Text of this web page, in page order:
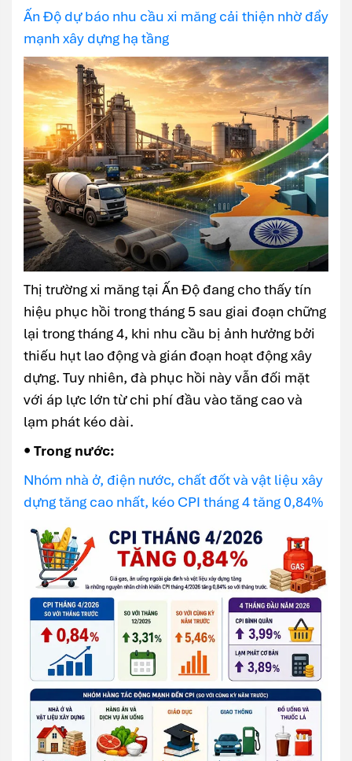
Ấn Độ dự báo nhu cầu xi măng cải thiện nhờ đẩy
mạnh xây dựng hạ tầng
Thị trường xi măng tại Ấn Độ đang cho thấy tín
hiệu phục hồi trong tháng 5 sau giai đoạn chững
lại trong tháng 4, khi nhu cầu bị ảnh hưởng bởi
thiếu hụt lao động và gián đoạn hoạt động xây
dựng. Tuy nhiên, đà phục hồi này vẫn đối mặt
với áp lực lớn từ chi phí đầu vào tăng cao và
lạm phát kéo dài.
• Trong nước:
Nhóm nhà ở, điện nước, chất đốt và vật liệu xây
dựng tăng cao nhất, kéo CPI tháng 4 tăng 0,84%